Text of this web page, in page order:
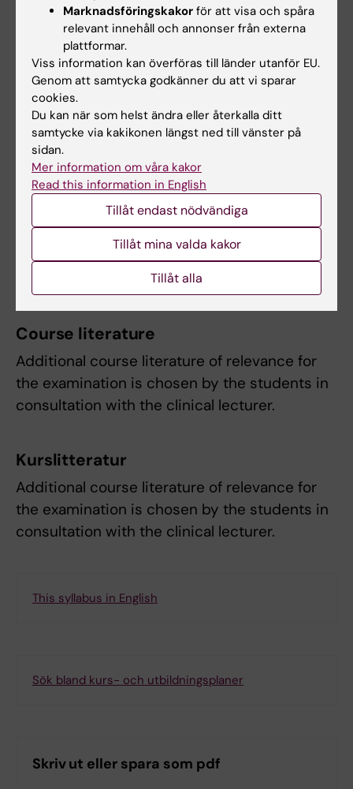
examination. - Godkänd bedömning efter
verksamhetsförlagd utbildning Obligatorisk
närvaro gäller för alla dagar i den kliniska
verksamheten. Handledaren tillsammans med
lärare beslutar om hur studenten ska ersätta
eventuell frånvaro.
Övriga föreskrifter
Kursen kommer att utvärderas enligt riktlinjer
fastställda av Utbildningsstyrelsen.
Litteraturlista och övriga läromedel
Course literature
Additional course literature of relevance for
the examination is chosen by the students in
consultation with the clinical lecturer.
Kurslitteratur
Additional course literature of relevance for
the examination is chosen by the students in
consultation with the clinical lecturer.
This syllabus in English
Sök bland kurs- och utbildningsplaner
Skriv ut eller spara som pdf
Marknadsföringskakor för att visa och spåra
relevant innehåll och annonser från externa
plattformar.
Viss information kan överföras till länder utanför EU.
Genom att samtycka godkänner du att vi sparar
cookies.
Du kan när som helst ändra eller återkalla ditt
samtycke via kakikonen längst ned till vänster på
sidan.
Mer information om våra kakor
Read this information in English
Tillåt endast nödvändiga
Tillåt mina valda kakor
Tillåt alla